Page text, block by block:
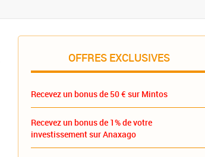
OFFRES EXCLUSIVES
Recevez un bonus de 50 € sur Mintos
Recevez un bonus de 1% de votre
investissement sur Anaxago